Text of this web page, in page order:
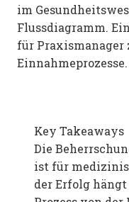
im
Flussdiagramm.
für Praxismanager
Einnahmeprozesse.
Key Takeaways
Die
ist für
der Erfolg hängt